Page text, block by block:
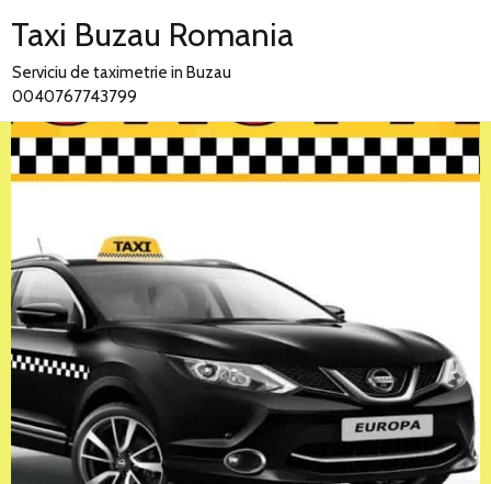
Taxi Buzau Romania
Serviciu de taximetrie in Buzau
0040767743799